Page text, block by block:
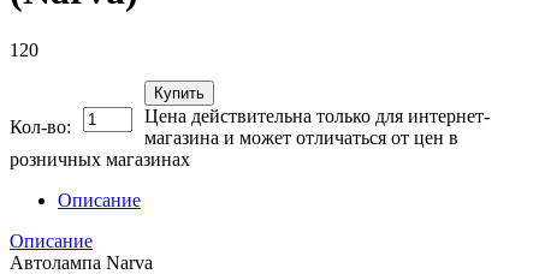
120
Кол-во:
Купить
Цена действительна только для интернет-
магазина и может отличаться от цен в
розничных магазинах
Описание
Описание
Автолампа Narva